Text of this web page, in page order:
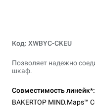
Код: XWBYC-CKEU
Позволяет надежно
шкаф.
Совместимость линейк*:
BAKERTOP MIND.Maps™